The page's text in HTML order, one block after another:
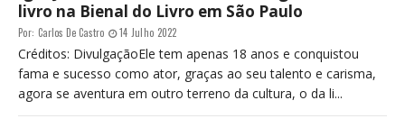
livro na Bienal do Livro em São Paulo
Por: Carlos De Castro 14 Julho 2022
Créditos: DivulgaçãoEle tem apenas 18 anos e conquistou
fama e sucesso como ator, graças ao seu talento e carisma,
agora se aventura em outro terreno da cultura, o da li...